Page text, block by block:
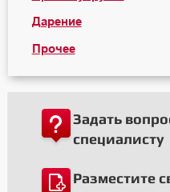
Дарение
Прочее
Задать
специалисту
Разместите